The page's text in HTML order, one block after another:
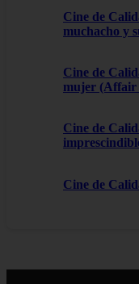
Cine de
muchacho y
Cine de
mujer (Affair
Cine de
Cine de